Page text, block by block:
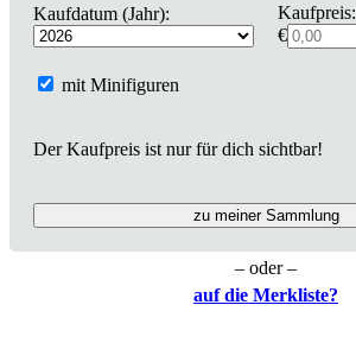
Kaufdatum (Jahr):
Kaufpreis:
€
mit Minifiguren
Der Kaufpreis ist nur für dich sichtbar!
zu meiner Sammlung
– oder –
auf die Merkliste?